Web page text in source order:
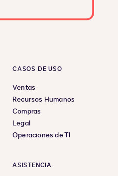
CASOS DE USO
Ventas
Recursos Humanos
Compras
Legal
Operaciones de TI
ASISTENCIA